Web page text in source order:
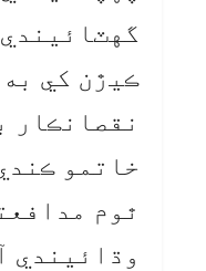
ڪيڙن کي
نقصانڪار
خاتمو
ٿوم
وڌائيندي